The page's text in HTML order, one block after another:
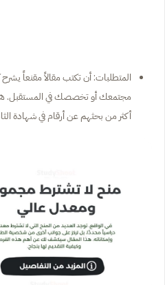
المتطلبات: أن تكتب مقالاً مقنعاً
مجتمعك أو تخصصك في المستقبل.
أكثر من بحثهم عن أرقام في شهادة